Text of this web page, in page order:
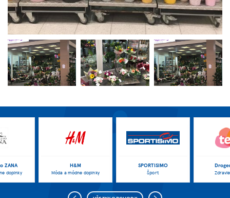
ZANA
doplnky
H&M
Móda a módne doplnky
SPORTISIMO
Šport